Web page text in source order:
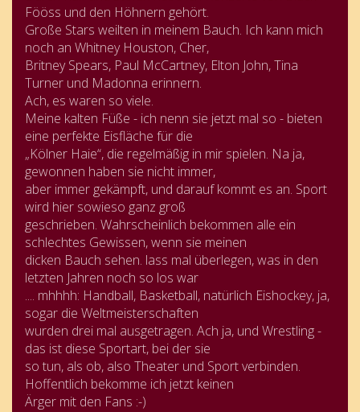
Fööss und den Höhnern gehört.
Große Stars weilten in meinem Bauch. Ich kann mich
noch an Whitney Houston, Cher,
Britney Spears, Paul McCartney, Elton John, Tina
Turner und Madonna erinnern.
Ach, es waren so viele.
Meine kalten Füße - ich nenn sie jetzt mal so - bieten
eine perfekte Eisfläche für die
„Kölner Haie“, die regelmäßig in mir spielen. Na ja,
gewonnen haben sie nicht immer,
aber immer gekämpft, und darauf kommt es an. Sport
wird hier sowieso ganz groß
geschrieben. Wahrscheinlich bekommen alle ein
schlechtes Gewissen, wenn sie meinen
dicken Bauch sehen. lass mal überlegen, was in den
letzten Jahren noch so los war
.... mhhhh: Handball, Basketball, natürlich Eishockey, ja,
sogar die Weltmeisterschaften
wurden drei mal ausgetragen. Ach ja, und Wrestling -
das ist diese Sportart, bei der sie
so tun, als ob, also Theater und Sport verbinden.
Hoffentlich bekomme ich jetzt keinen
Ärger mit den Fans :-)